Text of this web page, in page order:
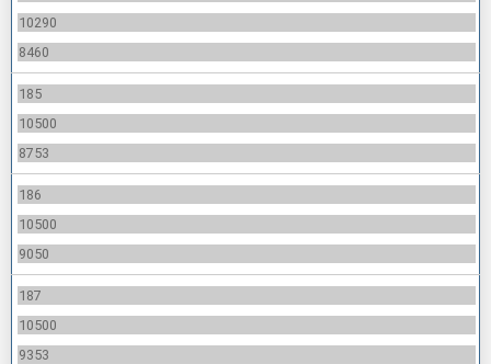
10290
8460
185
10500
8753
186
10500
9050
187
10500
9353